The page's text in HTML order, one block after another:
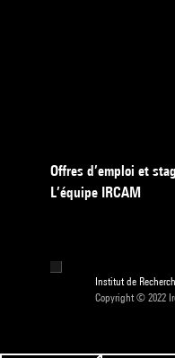
Offres d’emploi et
L’équipe IRCAM
Institut de
Copyright © 2022